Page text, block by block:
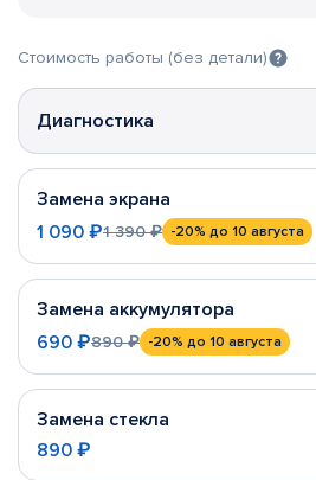
Стоимость работы (без детали)
Диагностика
Замена экрана
1 090 ₽1 390 ₽ -20% до 10 августа
Замена аккумулятора
690 ₽890 ₽ -20% до 10 августа
Замена стекла
890 ₽